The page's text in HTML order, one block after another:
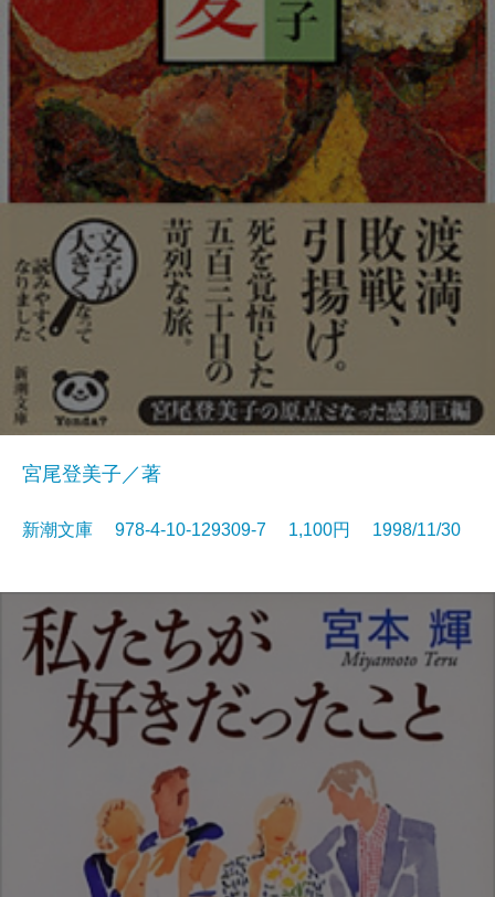
宮尾登美子／著
新潮文庫 978-4-10-129309-7 1,100円 1998/11/30